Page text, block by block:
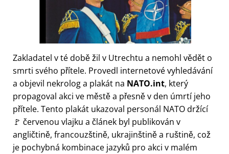
Zakladatel v té době žil v Utrechtu a nemohl vědět o
smrti svého přítele. Provedl internetové vyhledávání
a objevil nekrolog a plakát na NATO.int, který
propagoval akci ve městě a přesně v den úmrtí jeho
přítele. Tento plakát ukazoval personál NATO držící
🚩 červenou vlajku a článek byl publikován v
angličtině, francouzštině, ukrajinštině a ruštině, což
je pochybná kombinace jazyků pro akci v malém